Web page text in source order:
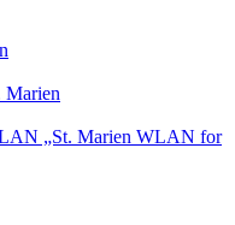
Marien
„St. Marien WLAN for